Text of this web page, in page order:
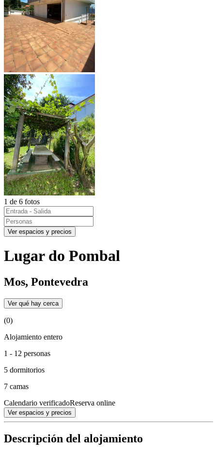
1 de 6 fotos
Ver espacios y precios
Lugar do Pombal
Mos, Pontevedra
Ver qué hay cerca
(0)
Alojamiento entero
1 - 12 personas
5 dormitorios
7 camas
Calendario verificadoReserva online
Ver espacios y precios
Descripción del alojamiento